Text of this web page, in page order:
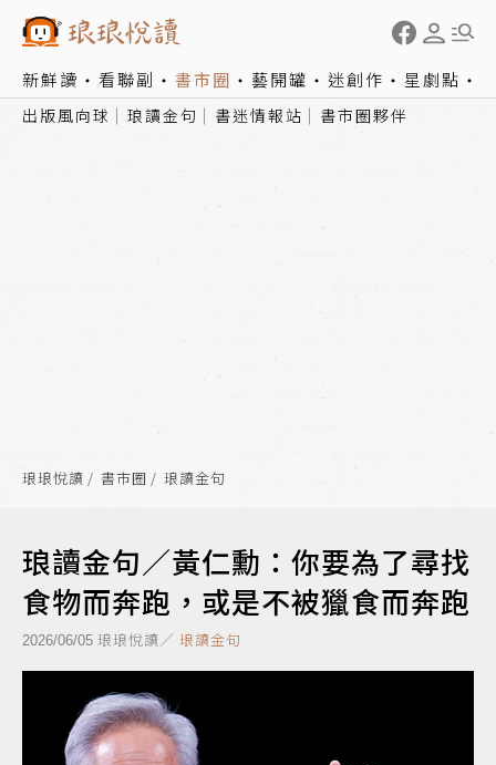
新鮮讀 看聯副 書市圈 藝開罐 迷創作 星劇點
出版風向球 琅讀金句 書迷情報站 書市圈夥伴
琅琅悅讀 書市圈 琅讀金句
琅讀金句／黃仁勳：你要為了尋找
食物而奔跑，或是不被獵食而奔跑
2026/06/05 琅琅悅讀／ 琅讀金句